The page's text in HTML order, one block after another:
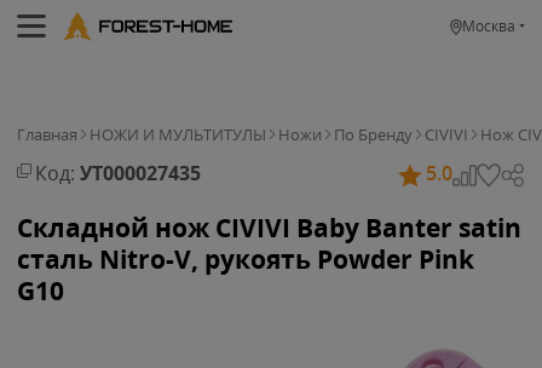
Москва
Главная НОЖИ И МУЛЬТИТУЛЫ Ножи По Бренду CIVIVI Нож
Код: УТ000027435 5.0
Складной нож CIVIVI Baby Banter satin
сталь Nitro-V, рукоять Powder Pink
G10